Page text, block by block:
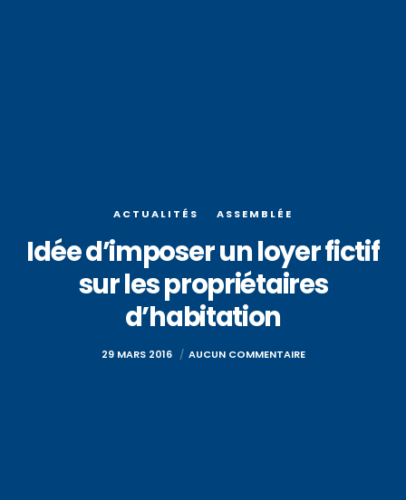
ACTUALITÉS ASSEMBLÉE
Idée d’imposer un loyer fictif
sur les propriétaires
d’habitation
29 MARS 2016 AUCUN COMMENTAIRE